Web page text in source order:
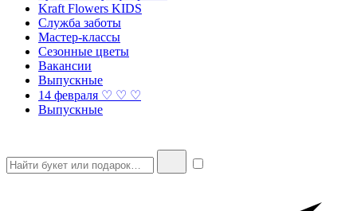
Kraft Flowers KIDS
Служба заботы
Мастер-классы
Сезонные цветы
Вакансии
Выпускные
14 февраля ♡ ♡ ♡
Выпускные